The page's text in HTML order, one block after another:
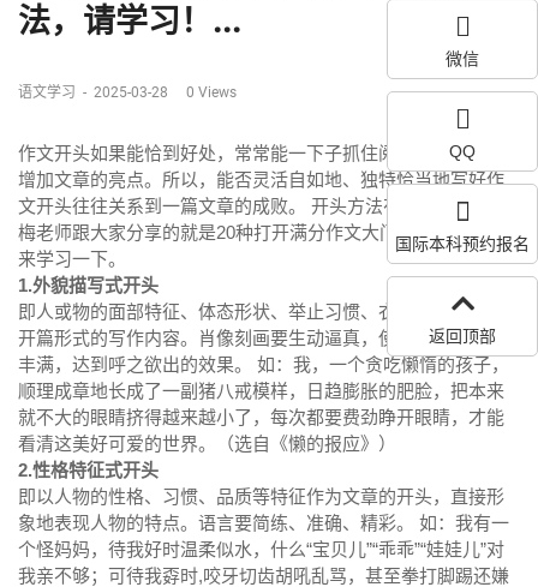
法，请学习！...
语文学习 - 2025-03-28 0 Views
作文开头如果能恰到好处，常常能一下子抓住阅卷老师，也能
增加文章的亮点。所以，能否灵活自如地、独特恰当地写好作
文开头往往关系到一篇文章的成败。 开头方法有很多种，今天
梅老师跟大家分享的就是20种打开满分作文大门的写法，一起
来学习一下。
1.外貌描写式开头
即人或物的面部特征、体态形状、举止习惯、衣着打扮等作为
开篇形式的写作内容。肖像刻画要生动逼真，使人或物的形象
丰满，达到呼之欲出的效果。 如：我，一个贪吃懒惰的孩子，
顺理成章地长成了一副猪八戒模样，日趋膨胀的肥脸，把本来
就不大的眼睛挤得越来越小了，每次都要费劲睁开眼睛，才能
看清这美好可爱的世界。（选自《懒的报应》）
2.性格特征式开头
即以人物的性格、习惯、品质等特征作为文章的开头，直接形
象地表现人物的特点。语言要简练、准确、精彩。 如：我有一
个怪妈妈，待我好时温柔似水，什么“宝贝儿”“乖乖”“娃娃儿”对
我亲不够；可待我孬时,咬牙切齿胡吼乱骂，甚至拳打脚踢还嫌
微信
QQ
国际本科预约报名
返回顶部